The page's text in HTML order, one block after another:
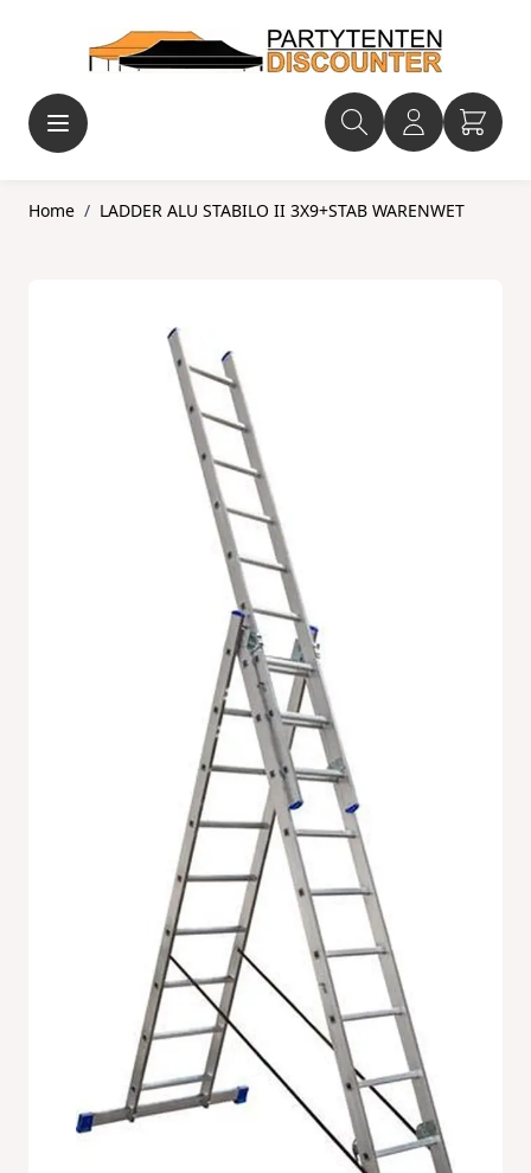
Home / LADDER ALU STABILO II 3X9+STAB WARENWET